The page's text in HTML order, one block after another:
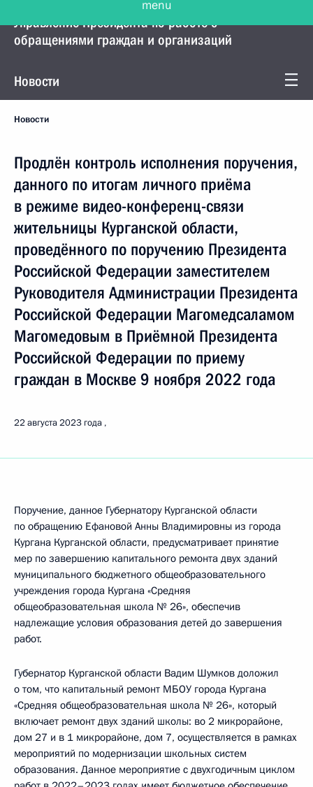
Управление Президента по работе с
обращениями граждан и организаций
Новости
Новости
Продлён контроль исполнения поручения,
данного по итогам личного приёма
в режиме видео-конференц-связи
жительницы Курганской области,
проведённого по поручению Президента
Российской Федерации заместителем
Руководителя Администрации Президента
Российской Федерации Магомедсаламом
Магомедовым в Приёмной Президента
Российской Федерации по приему
граждан в Москве 9 ноября 2022 года
22 августа 2023 года
Поручение, данное Губернатору Курганской области
по обращению Ефановой Анны Владимировны из города
Кургана Курганской области, предусматривает принятие
мер по завершению капитального ремонта двух зданий
муниципального бюджетного общеобразовательного
учреждения города Кургана «Средняя
общеобразовательная школа № 26», обеспечив
надлежащие условия образования детей до завершения
работ.
Губернатор Курганской области Вадим Шумков доложил
о том, что капитальный ремонт МБОУ города Кургана
«Средняя общеобразовательная школа № 26», который
включает ремонт двух зданий школы: во 2 микрорайоне,
дом 27 и в 1 микрорайоне, дом 7, осуществляется в рамках
мероприятий по модернизации школьных систем
образования. Данное мероприятие с двухгодичным циклом